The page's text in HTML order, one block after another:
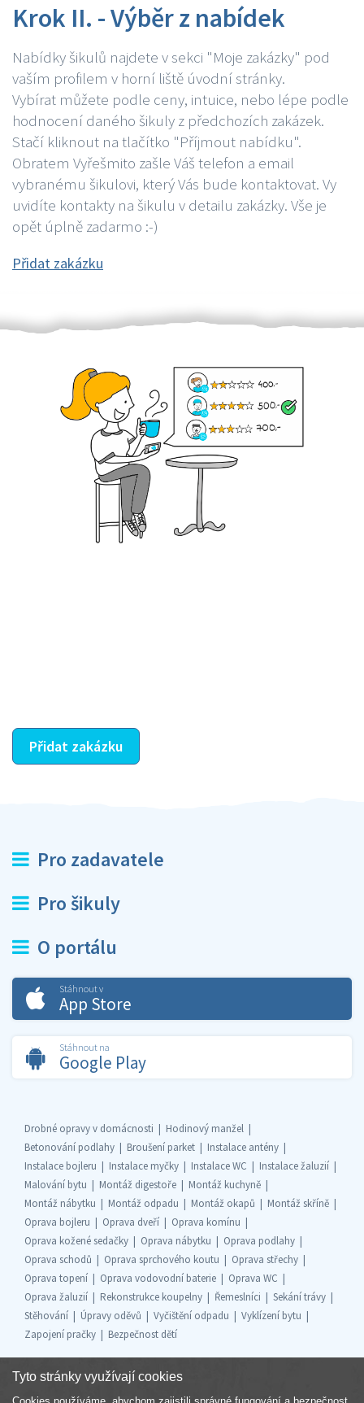
Krok II. - Výběr z nabídek
Nabídky šikulů najdete v sekci "Moje zakázky" pod
vaším profilem v horní liště úvodní stránky.
Vybírat můžete podle ceny, intuice, nebo lépe podle
hodnocení daného šikuly z předchozích zakázek.
Stačí kliknout na tlačítko "Příjmout nabídku".
Obratem Vyřešmito zašle Váš telefon a email
vybranému šikulovi, který Vás bude kontaktovat. Vy
uvidíte kontakty na šikulu v detailu zakázky. Vše je
opět úplně zadarmo :-)
Přidat zakázku
Přidat zakázku
Pro zadavatele
Pro šikuly
O portálu
Stáhnout v
App Store
Stáhnout na
Google Play
Drobné opravy v domácnosti
Hodinový manžel
Betonování podlahy
Broušení parket
Instalace antény
Instalace bojleru
Instalace myčky Instalace WC
Instalace žaluzií
Malování bytu
Montáž digestoře
Montáž kuchyně
Montáž nábytku
Montáž odpadu Montáž okapů
Montáž skříně
Oprava bojleru
Oprava dveří
Oprava komínu
Oprava kožené sedačky
Oprava nábytku
Oprava podlahy
Oprava schodů
Oprava sprchového koutu
Oprava střechy
Oprava topení
Oprava vodovodní baterie
Oprava WC
Oprava žaluzií
Rekonstrukce koupelny Řemeslníci
Sekání trávy
Stěhování
Úpravy oděvů Vyčištění odpadu
Vyklízení bytu
Zapojení pračky
Bezpečnost dětí
Tyto stránky využívají cookies